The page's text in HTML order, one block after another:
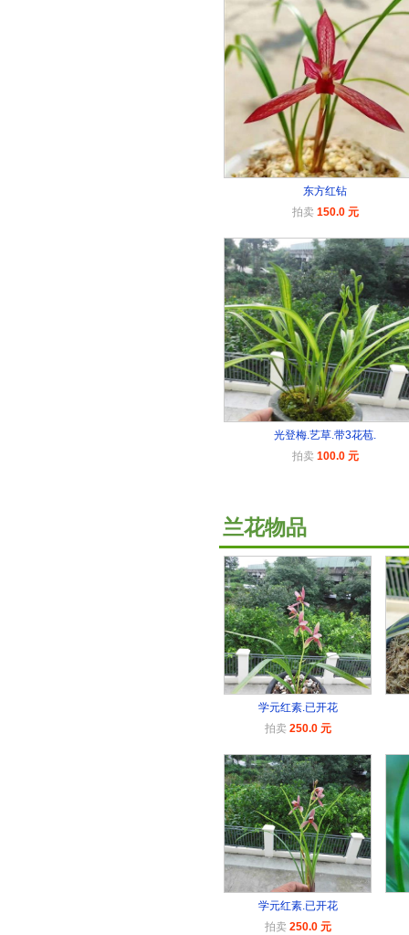
东方红钻
拍卖 150.0 元
光登梅.艺草.带3花苞.
拍卖 100.0 元
兰花物品
学元红素.已开花
拍卖 250.0 元
学元红素.已开花
拍卖 250.0 元